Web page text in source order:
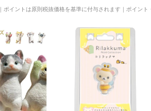
｜ポイントは原則税抜価格を基準に付与されます｜ポイン